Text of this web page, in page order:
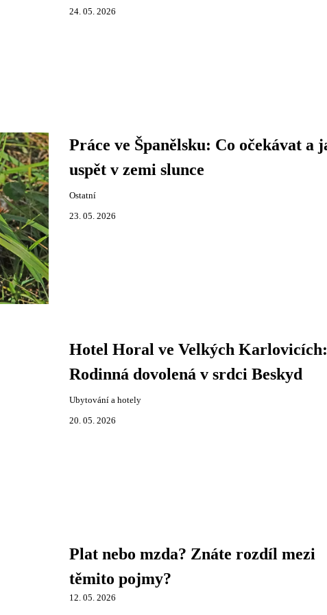
24. 05. 2026
Práce ve Španělsku: Co očekávat a
uspět v zemi slunce
Ostatní
23. 05. 2026
Hotel Horal ve Velkých Karlovicích:
Rodinná dovolená v srdci Beskyd
Ubytování a hotely
20. 05. 2026
Plat nebo mzda? Znáte rozdíl mezi
těmito pojmy?
12. 05. 2026